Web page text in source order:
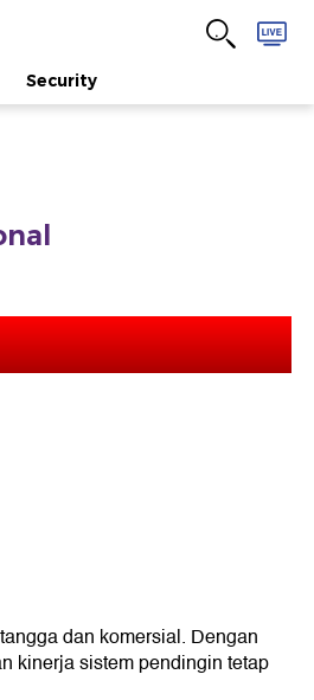
Security
dan komersial. Dengan
kinerja sistem pendingin tetap